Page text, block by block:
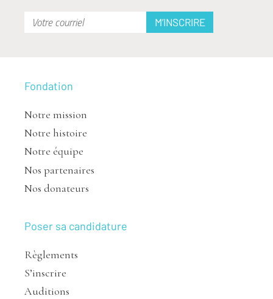
Fondation
Notre mission
Notre histoire
Notre équipe
Nos partenaires
Nos donateurs
Poser sa candidature
Règlements
S’inscrire
Auditions